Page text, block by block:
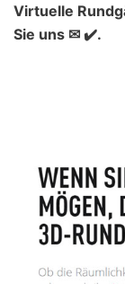
Virtuelle
Sie uns ✉ ✔️.